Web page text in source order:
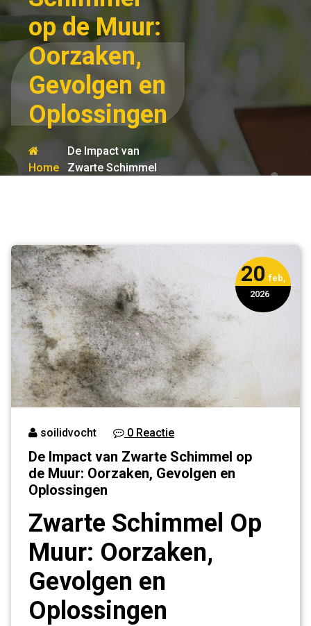
op de Muur:
Oorzaken,
Gevolgen en
Oplossingen
Home
De Impact van
Zwarte Schimmel
20 feb,
2026
soilidvocht 0 Reactie
De Impact van Zwarte Schimmel op
de Muur: Oorzaken, Gevolgen en
Oplossingen
Zwarte Schimmel Op
Muur: Oorzaken,
Gevolgen en
Oplossingen